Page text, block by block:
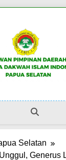
LDII
Selatan
Generus